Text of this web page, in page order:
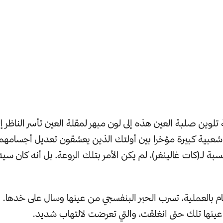
صلبة العين هذه إلى لون مبهر لمقلة العين تأسر الناظر
كبيرة مؤخرا بين أولئك الذين يعشقون تعديل أجسامهم
لـ(كات غالينغر)، لم يكن الأمر بتلك الروعة، بل أنه كان
بالعملية، تسرب الحبر البنفسجي من عينها وسال على خدها.
تلك حتى انغلقت، والتي تعرضت لالتهاب شديد.